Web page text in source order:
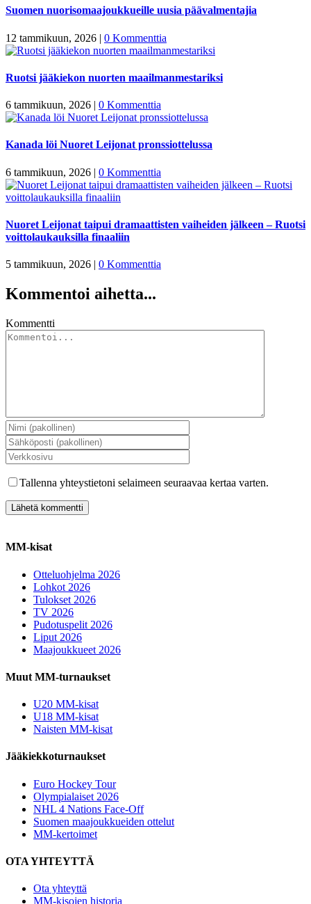
Suomen nuorisomaajoukkueille uusia päävalmentajia
12 tammikuun, 2026 | 0 Kommenttia
Ruotsi jääkiekon nuorten maailmanmestariksi
6 tammikuun, 2026 | 0 Kommenttia
Kanada löi Nuoret Leijonat pronssiottelussa
6 tammikuun, 2026 | 0 Kommenttia
Nuoret Leijonat taipui dramaattisten vaiheiden jälkeen – Ruotsi
voittolaukauksilla finaaliin
5 tammikuun, 2026 | 0 Kommenttia
Kommentoi aihetta...
Kommentti
Tallenna yhteystietoni selaimeen seuraavaa kertaa varten.
MM-kisat
Otteluohjelma 2026
Lohkot 2026
Tulokset 2026
TV 2026
Pudotuspelit 2026
Liput 2026
Maajoukkueet 2026
Muut MM-turnaukset
U20 MM-kisat
U18 MM-kisat
Naisten MM-kisat
Jääkiekkoturnaukset
Euro Hockey Tour
Olympialaiset 2026
NHL 4 Nations Face-Off
Suomen maajoukkueiden ottelut
MM-kertoimet
OTA YHTEYTTÄ
Ota yhteyttä
MM-kisojen historia